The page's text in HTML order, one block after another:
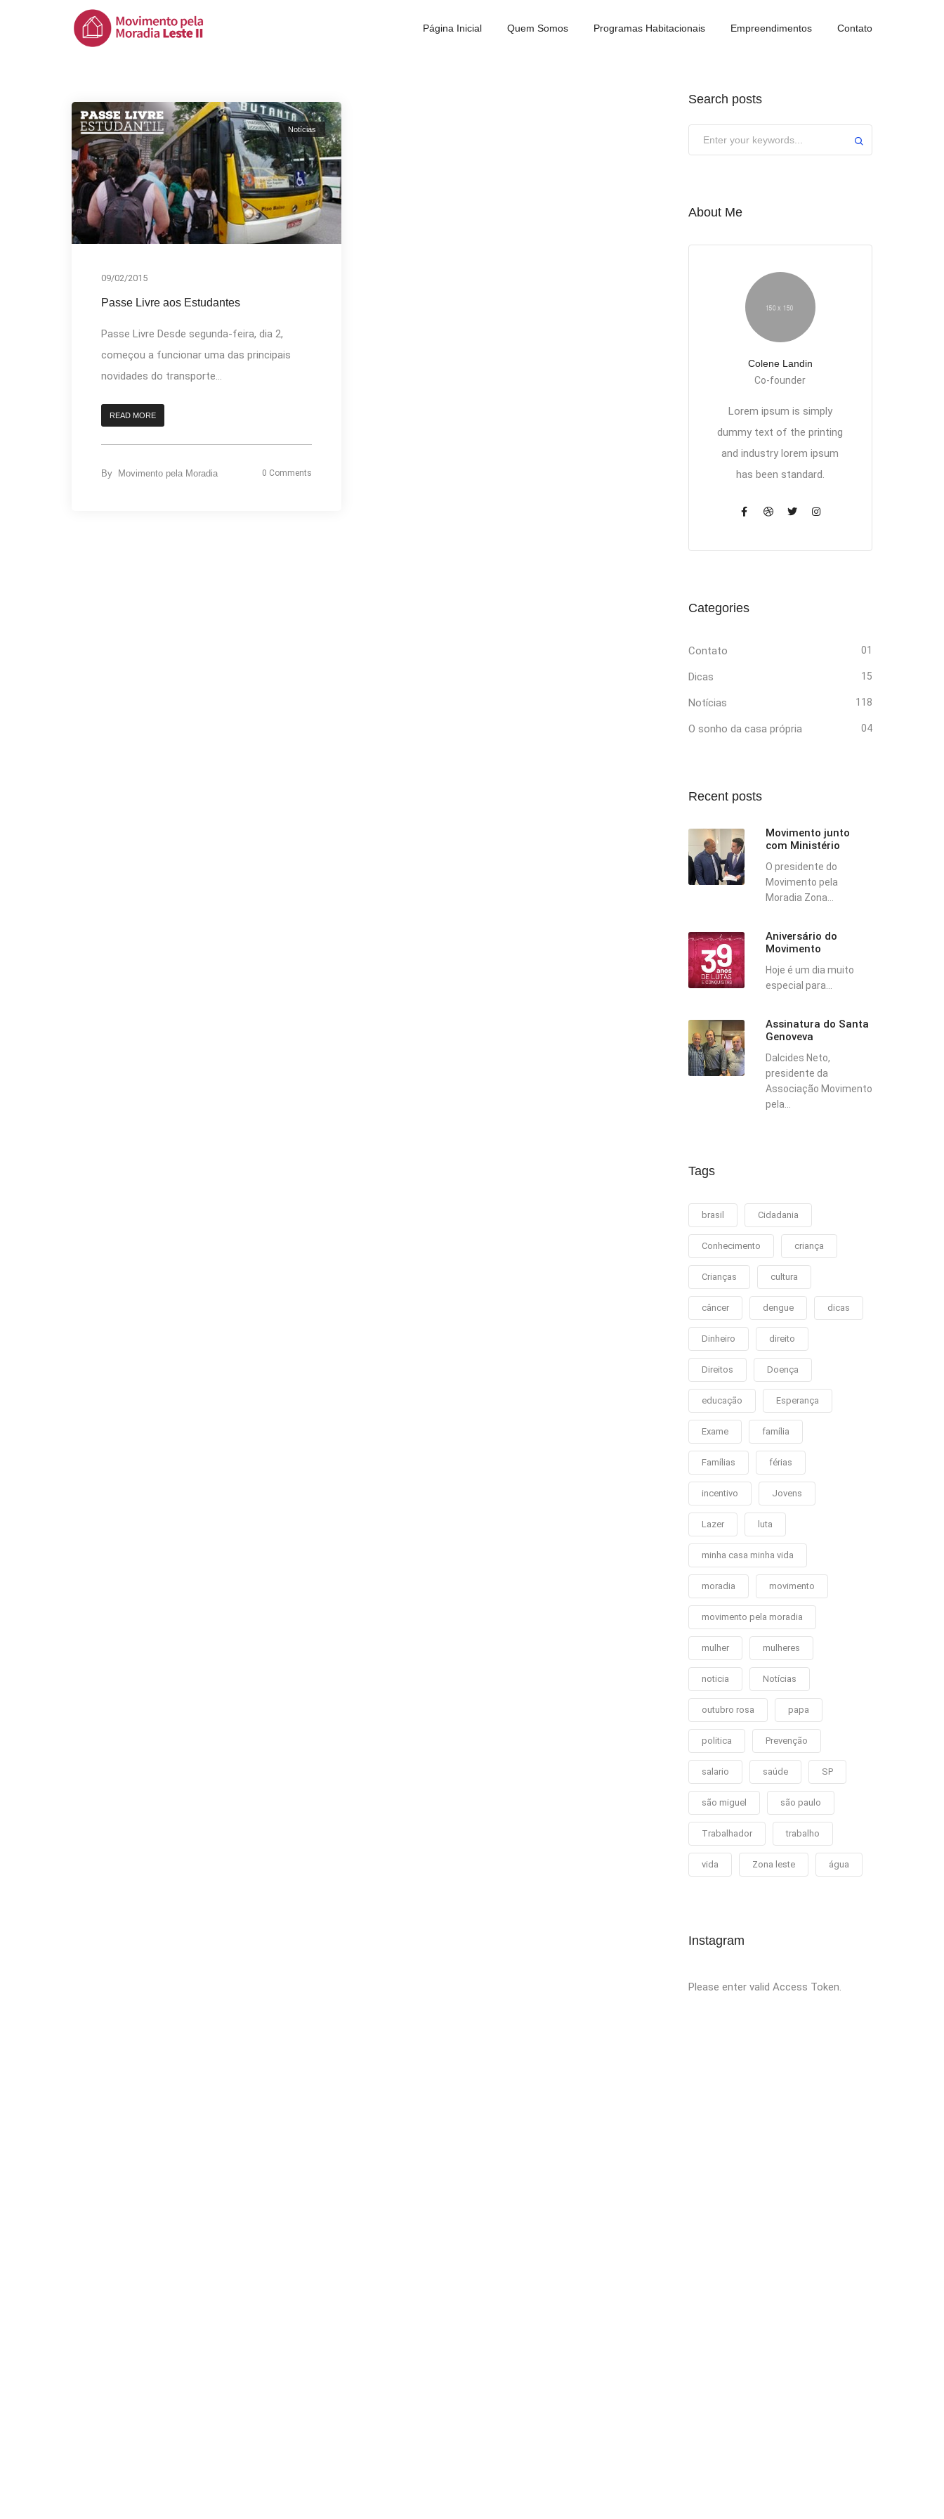
Página Inicial Quem Somos Programas Habitacionais Empreendimentos Contato
Notícias
09/02/2015
Passe Livre aos Estudantes
Passe Livre Desde segunda-feira, dia 2,
começou a funcionar uma das principais
novidades do transporte...
READ MORE
By Movimento pela Moradia 0 Comments
Search posts
About Me
Colene Landin
Co-founder
Lorem ipsum is simply
dummy text of the printing
and industry lorem ipsum
has been standard.
Categories
Contato 01
Dicas 15
Notícias 118
O sonho da casa própria 04
Recent posts
Movimento junto
com Ministério
O presidente do
Movimento pela
Moradia Zona...
Aniversário do
Movimento
Hoje é um dia muito
especial para...
Assinatura do Santa
Genoveva
Dalcides Neto,
presidente da
Associação Movimento
pela...
Tags
brasil Cidadania
Conhecimento criança
Crianças cultura
câncer dengue dicas
Dinheiro direito
Direitos Doença
educação Esperança
Exame família
Famílias férias
incentivo Jovens
Lazer luta
minha casa minha vida
moradia movimento
movimento pela moradia
mulher mulheres
noticia Notícias
outubro rosa papa
politica Prevenção
salario saúde SP
são miguel são paulo
Trabalhador trabalho
vida Zona leste água
Instagram
Please enter valid Access Token.